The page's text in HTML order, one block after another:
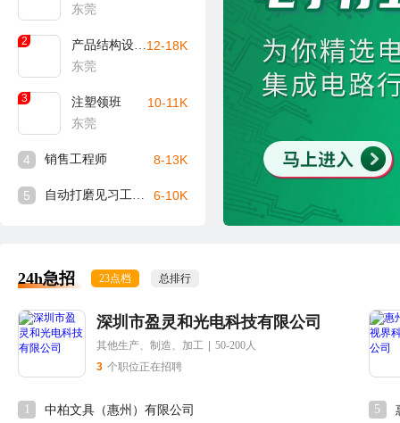
东莞
2
产品结构设计工程师
东莞
12-18K
3
注塑领班
东莞
10-11K
4 销售工程师 8-13K
5 自动打磨见习工程师 6-10K
24h急招 23点档 总排行
深圳市盈灵和光电科技有限公司
其他生产、制造、加工
50-200人
3 个职位正在招聘
1 中柏文具（惠州）有限公司 5